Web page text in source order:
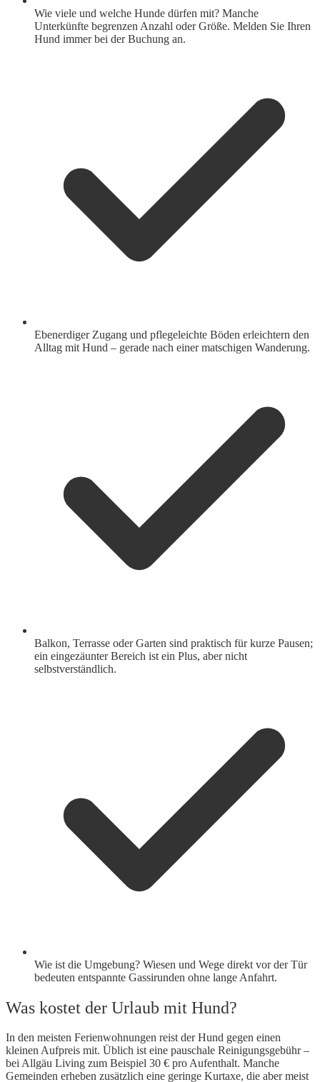
Wie viele und welche Hunde dürfen mit? Manche
Unterkünfte begrenzen Anzahl oder Größe. Melden Sie Ihren
Hund immer bei der Buchung an.
Ebenerdiger Zugang und pflegeleichte Böden erleichtern den
Alltag mit Hund – gerade nach einer matschigen Wanderung.
Balkon, Terrasse oder Garten sind praktisch für kurze Pausen;
ein eingezäunter Bereich ist ein Plus, aber nicht
selbstverständlich.
Wie ist die Umgebung? Wiesen und Wege direkt vor der Tür
bedeuten entspannte Gassirunden ohne lange Anfahrt.
Was kostet der Urlaub mit Hund?
In den meisten Ferienwohnungen reist der Hund gegen einen
kleinen Aufpreis mit. Üblich ist eine pauschale Reinigungsgebühr –
bei Allgäu Living zum Beispiel 30 € pro Aufenthalt. Manche
Gemeinden erheben zusätzlich eine geringe Kurtaxe, die aber meist